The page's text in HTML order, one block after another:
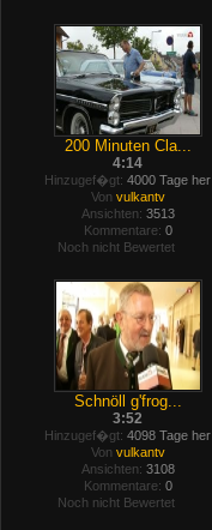
200 Minuten Cla...
4:14
Hinzugef�gt: 4000 Tage her
Von vulkantv
Ansichten: 3513
Kommentare: 0
Noch nicht Bewertet
Schnöll g'frog...
3:52
Hinzugef�gt: 4098 Tage her
Von vulkantv
Ansichten: 3108
Kommentare: 0
Noch nicht Bewertet